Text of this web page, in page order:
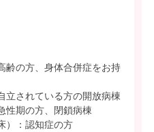
齢の方、身体合併症をお持
立されている方の開放病棟
性期の方、閉鎖病棟
）：認知症の方